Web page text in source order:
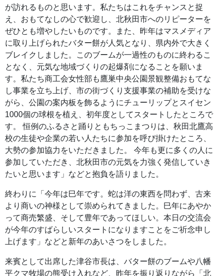
が訪れるものと思います。私たちはこれをチャンスと捉
え、おもてなしの心で歓迎し、北秋田市へのリピーターを
ぜひとも増やしたいものです。また、昨年はマスメディア
に取り上げられたバター餅が人気となり、県内外で大きく
ブレイクしました。このブームが一過性のものに終わるこ
となく、元気な地域づくりの起爆剤になることを願いま
す。私たち商工会女性部も鷹巣中央公園景観整備おもてな
し事業を立ち上げ、市の街づくり支援事業の補助を受けな
がら、公園の案内板を飾るようにチューリップとスイセン
1000個の球根を植え、初年度としてスタートしたところで
す。 恒例のふるさと踊りともちっこまつりは、秋田北鷹高
校の生徒や企業の若い人たちに参加を呼び掛けたところ、
大勢の参加協力をいただきました。 今年も更に多くの人に
参加していただき、北秋田市の元気を力強く発信していき
たいと思います」などと抱負を語りました。
終わりに「今年は巳年です。蛇は洋の東西を問わず、古来
より商いの神様として崇められてきました。巳年にあやか
って商売繁盛、そして豊年であってほしい。本日の交流会
が今年のすばらしいスタートになりますことをご祈念申し
上げます」などと新年のあいさつをしました。
来賓として出席した津谷市長は、バター餅のブームや八幡
平クマ牧場の熊受け入れなど、昨年を振り返りながら「北